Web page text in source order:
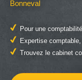
Bonneval
Pour une
Expertise
Trouvez le cabinet